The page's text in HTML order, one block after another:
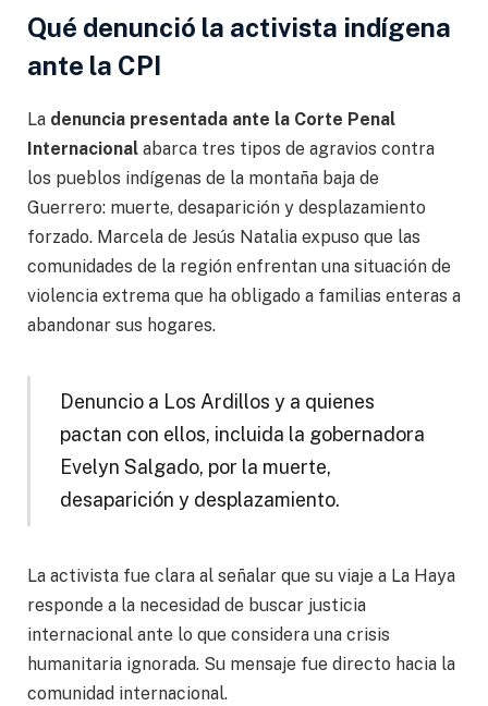
Qué denunció la activista indígena
ante la CPI
La denuncia presentada ante la Corte Penal
Internacional abarca tres tipos de agravios contra
los pueblos indígenas de la montaña baja de
Guerrero: muerte, desaparición y desplazamiento
forzado. Marcela de Jesús Natalia expuso que las
comunidades de la región enfrentan una situación de
violencia extrema que ha obligado a familias enteras a
abandonar sus hogares.
Denuncio a Los Ardillos y a quienes
pactan con ellos, incluida la gobernadora
Evelyn Salgado, por la muerte,
desaparición y desplazamiento.
La activista fue clara al señalar que su viaje a La Haya
responde a la necesidad de buscar justicia
internacional ante lo que considera una crisis
humanitaria ignorada. Su mensaje fue directo hacia la
comunidad internacional.